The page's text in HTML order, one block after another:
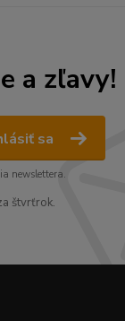
a zľavy!
sa
newslettera.
štvrťrok.